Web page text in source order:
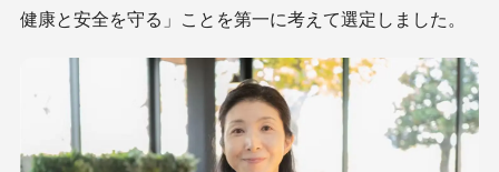
健康と安全を守る」ことを第一に考えて選定しました。